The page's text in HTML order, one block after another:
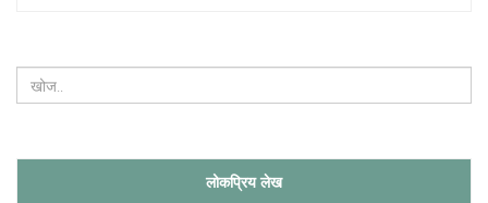
लोकप्रिय लेख